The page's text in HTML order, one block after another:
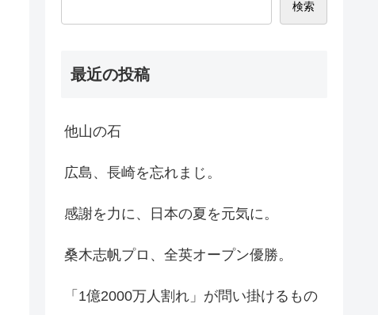
検索
最近の投稿
他山の石
広島、長崎を忘れまじ。
感謝を力に、日本の夏を元気に。
桑木志帆プロ、全英オープン優勝。
「1億2000万人割れ」が問い掛けるもの